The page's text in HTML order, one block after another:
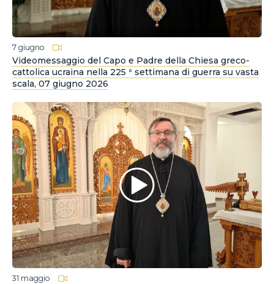
7 giugno
Videomessaggio del Capo e Padre della Chiesa greco-
cattolica ucraina nella 225 ª settimana di guerra su vasta
scala, 07 giugno 2026
31 maggio